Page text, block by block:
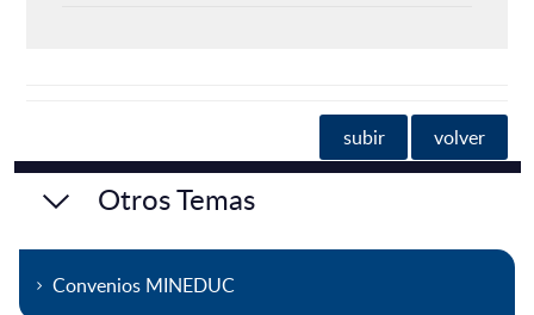
subir volver
Otros Temas
Convenios MINEDUC